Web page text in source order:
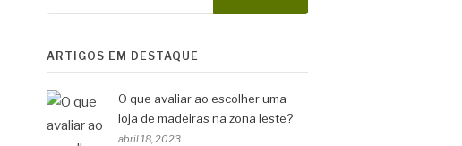
ARTIGOS EM DESTAQUE
O que avaliar ao escolher uma
loja de madeiras na zona leste?
abril 18, 2023